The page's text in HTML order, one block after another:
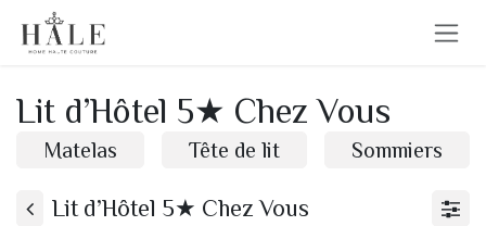
Se rendre au contenu
Lit d’Hôtel 5★ Chez Vous
Matelas Tête de lit Sommiers
Lit d’Hôtel 5★ Chez Vous